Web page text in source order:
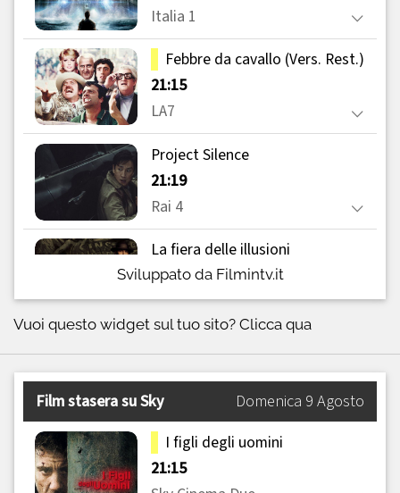
Sviluppato da Filmintv.it
Vuoi questo widget sul tuo sito? Clicca qua